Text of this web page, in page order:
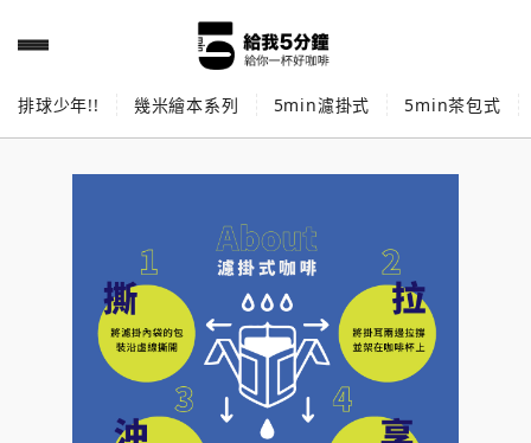
排球少年!! 幾米繪本系列 5min濾掛式 5min茶包式